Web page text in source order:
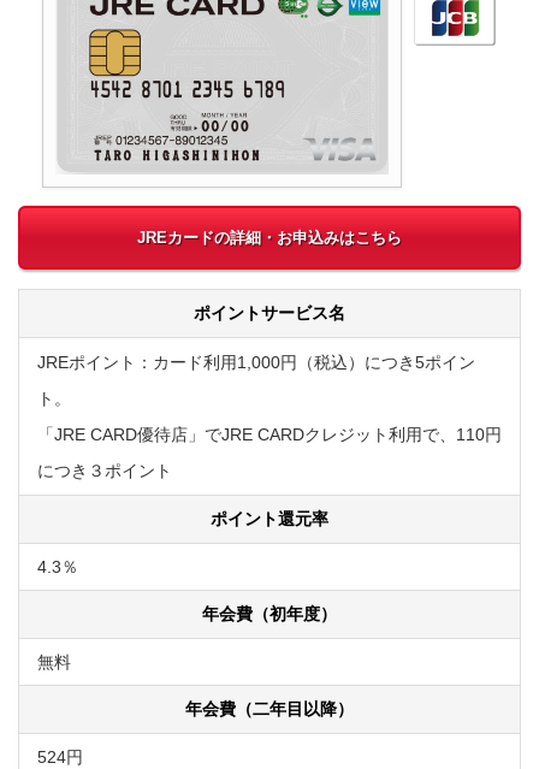
JREカードの詳細・お申込みはこちら
ポイントサービス名
JREポイント：カード利用1,000円（税込）につき5ポイン
ト。
「JRE CARD優待店」でJRE CARDクレジット利用で、110円
につき３ポイント
ポイント還元率
4.3％
年会費（初年度）
無料
年会費（二年目以降）
524円